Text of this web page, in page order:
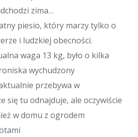
zima…
piesio, który marzy tylko o
i ludzkiej obecności.
waga 13 kg, było o kilka
wychudzony
przebywa w
się tu odnajduje, ale oczywiście
w domu z ogrodem